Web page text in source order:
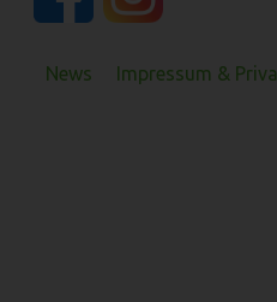
News Impressum &